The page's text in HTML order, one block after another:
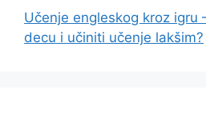
Učenje engleskog kroz igru
decu i učiniti učenje lakšim?